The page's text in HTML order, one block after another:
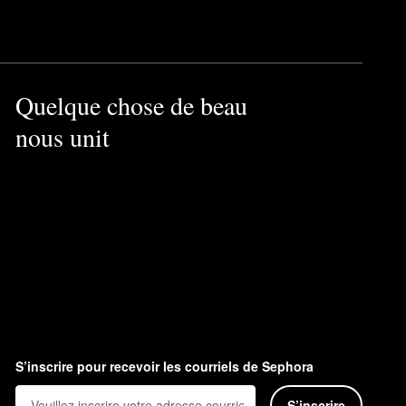
Quelque chose de beau
nous unit
S’inscrire pour recevoir les courriels de Sephora